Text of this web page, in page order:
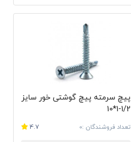
پیچ سرمته پیچ گوشتی خور سایز
1/2-1*10
تعداد فروشندگان :0 4.7